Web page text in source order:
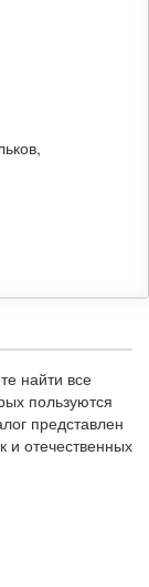
найти все
пользуются
представлен
отечественных